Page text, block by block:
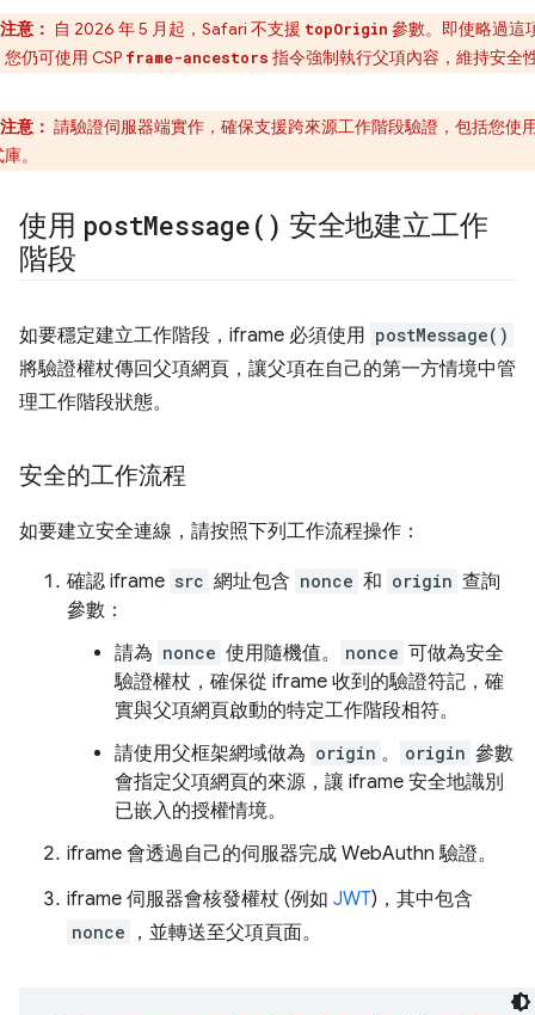
注意： 自 2026 年 5 月起，Safari 不支援 topOrigin 參數。即使略過這
仍可使用 CSP frame-ancestors 指令強制執行父項內容，維持安全
注意： 請驗證伺服器端實作，確保支援跨來源工作階段驗證，包括您使
。
使用 postMessage( ) 安全地建立工作
階段
如要穩定建立工作階段，iframe 必須使用 postMessage()
將驗證權杖傳回父項網頁，讓父項在自己的第一方情境中管
理工作階段狀態。
安全的工作流程
如要建立安全連線，請按照下列工作流程操作：
確認 iframe src 網址包含 nonce 和 origin 查詢
參數：
請為 nonce 使用隨機值。 nonce 可做為安全
驗證權杖，確保從 iframe 收到的驗證符記，確
實與父項網頁啟動的特定工作階段相符。
請使用父框架網域做為 origin 。 origin 參數
會指定父項網頁的來源，讓 iframe 安全地識別
已嵌入的授權情境。
iframe 會透過自己的伺服器完成 WebAuthn 驗證。
iframe 伺服器會核發權杖 (例如 JWT)，其中包含
nonce ，並轉送至父項頁面。